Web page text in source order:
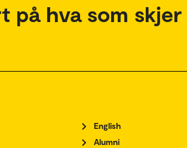
på hva som skjer
English
Alumni